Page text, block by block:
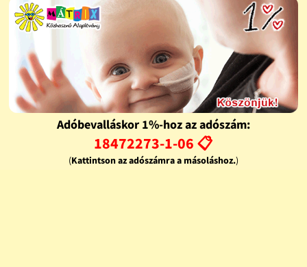
Adóbevalláskor 1%-hoz az adószám:
18472273-1-06 📋
(Kattintson az adószámra a másoláshoz.)